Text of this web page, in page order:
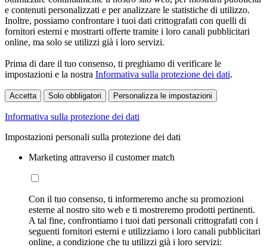
e contenuti personalizzati e per analizzare le statistiche di utilizzo.
Inoltre, possiamo confrontare i tuoi dati crittografati con quelli di
fornitori esterni e mostrarti offerte tramite i loro canali pubblicitari
online, ma solo se utilizzi già i loro servizi.
Prima di dare il tuo consenso, ti preghiamo di verificare le
impostazioni e la nostra Informativa sulla protezione dei dati.
Accetta Solo obbligatori Personalizza le impostazioni
Informativa sulla protezione dei dati
Impostazioni personali sulla protezione dei dati
Marketing attraverso il customer match
Con il tuo consenso, ti informeremo anche su promozioni
esterne al nostro sito web e ti mostreremo prodotti pertinenti.
A tal fine, confrontiamo i tuoi dati personali crittografati con i
seguenti fornitori esterni e utilizziamo i loro canali pubblicitari
online, a condizione che tu utilizzi già i loro servizi: